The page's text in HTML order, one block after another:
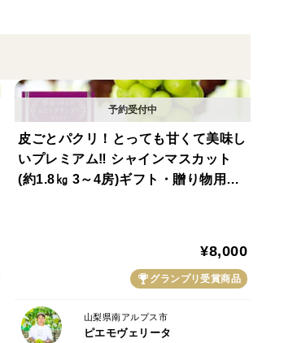
・豊かな香りを生み出しています。
ウです。
ンマスカット。 親である安芸津21号はス
生まれた系統なので、
20度以上になることもあるという高い糖
と、鮮度が落ちにくくなります。
皮ごとパクリ！とっても甘くて美味し
いプレミアム‼ シャインマスカット
(約1.8㎏ 3～4房)ギフト・贈り物用に
¥8,000
グランプリ受賞商品
山梨県南アルプス市
ピエモヴェリータ